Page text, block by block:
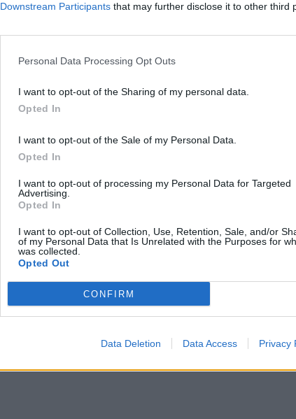
Downstream Participants that may further disclose it to other third
Personal Data Processing Opt Outs
I want to opt-out of the Sharing of my personal data.
Opted In
I want to opt-out of the Sale of my Personal Data.
Opted In
I want to opt-out of processing my Personal Data for Targeted
Advertising.
Opted In
I want to opt-out of Collection, Use, Retention, Sale, and/or
of my Personal Data that Is Unrelated with the Purposes for
was collected.
Opted Out
CONFIRM
Data Deletion Data Access Privacy
Να αλλάζει σεντόνια και πετσέτες
Να αναλαμβάνει καθήκοντα λάντζας
Πλήρες ικανοποιητικό πακέτο
προϋπηρεσίας) με δυνατότητα
Εκπαίδευση
Ευχάριστο περιβάλλον εργασίας